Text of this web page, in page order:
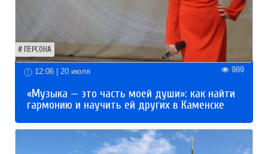
ПЕРСОНА
12:06 | 20 июля 989
«Музыка — это часть моей души»: как найти
гармонию и научить ей других в Каменске